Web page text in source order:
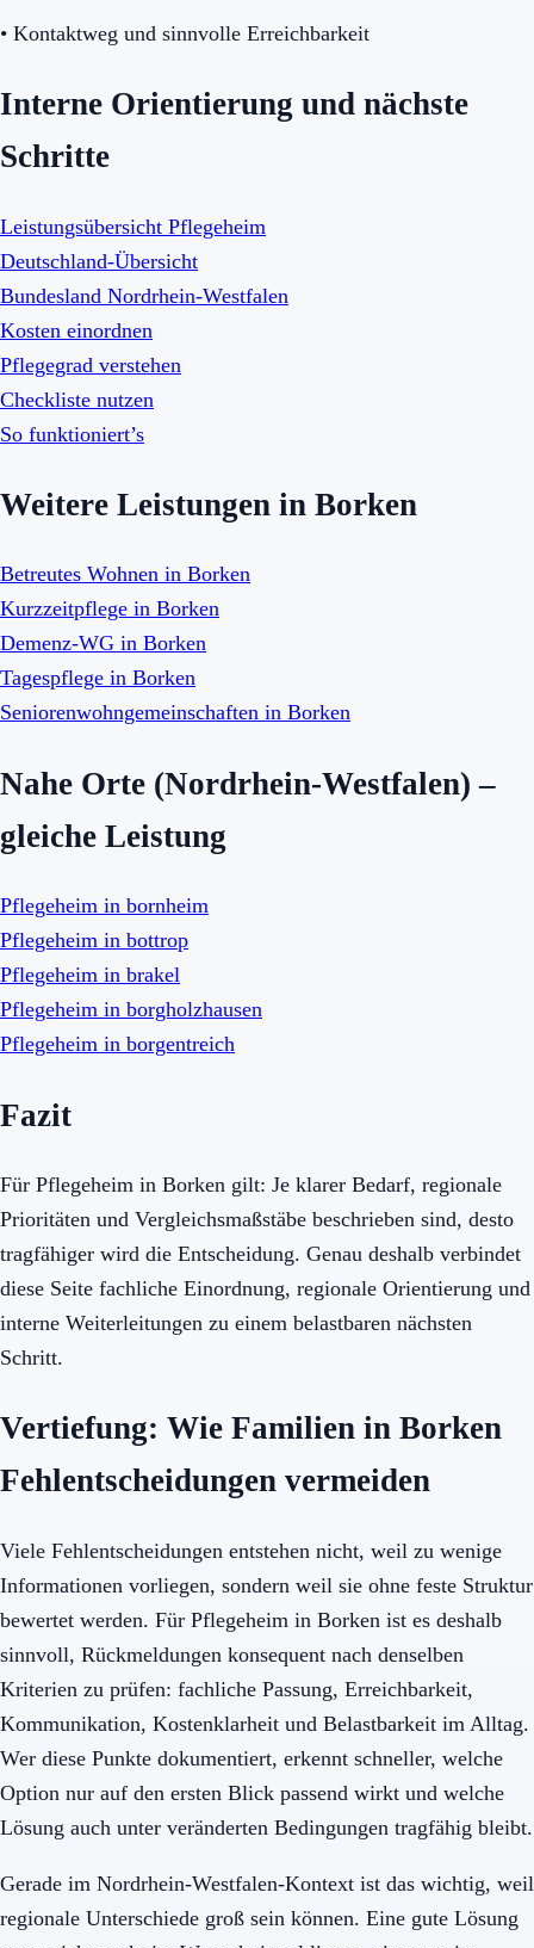
• Kontaktweg und sinnvolle Erreichbarkeit
Interne Orientierung und nächste
Schritte
Leistungsübersicht Pflegeheim
Deutschland-Übersicht
Bundesland Nordrhein-Westfalen
Kosten einordnen
Pflegegrad verstehen
Checkliste nutzen
So funktioniert’s
Weitere Leistungen in Borken
Betreutes Wohnen in Borken
Kurzzeitpflege in Borken
Demenz-WG in Borken
Tagespflege in Borken
Seniorenwohngemeinschaften in Borken
Nahe Orte (Nordrhein-Westfalen) –
gleiche Leistung
Pflegeheim in bornheim
Pflegeheim in bottrop
Pflegeheim in brakel
Pflegeheim in borgholzhausen
Pflegeheim in borgentreich
Fazit
Für Pflegeheim in Borken gilt: Je klarer Bedarf, regionale
Prioritäten und Vergleichsmaßstäbe beschrieben sind, desto
tragfähiger wird die Entscheidung. Genau deshalb verbindet
diese Seite fachliche Einordnung, regionale Orientierung und
interne Weiterleitungen zu einem belastbaren nächsten
Schritt.
Vertiefung: Wie Familien in Borken
Fehlentscheidungen vermeiden
Viele Fehlentscheidungen entstehen nicht, weil zu wenige
Informationen vorliegen, sondern weil sie ohne feste Struktur
bewertet werden. Für Pflegeheim in Borken ist es deshalb
sinnvoll, Rückmeldungen konsequent nach denselben
Kriterien zu prüfen: fachliche Passung, Erreichbarkeit,
Kommunikation, Kostenklarheit und Belastbarkeit im Alltag.
Wer diese Punkte dokumentiert, erkennt schneller, welche
Option nur auf den ersten Blick passend wirkt und welche
Lösung auch unter veränderten Bedingungen tragfähig bleibt.
Gerade im Nordrhein-Westfalen-Kontext ist das wichtig, weil
regionale Unterschiede groß sein können. Eine gute Lösung